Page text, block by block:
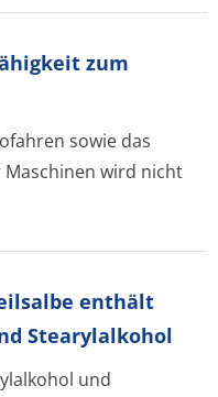
zum
sowie das
Maschinen wird nicht
enthält
Stearylalkohol
und